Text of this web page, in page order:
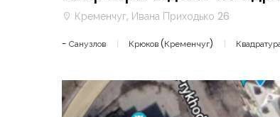
Кременчуг, Ивана Приходько 26
- Санузлов Крюков (Кременчуг)